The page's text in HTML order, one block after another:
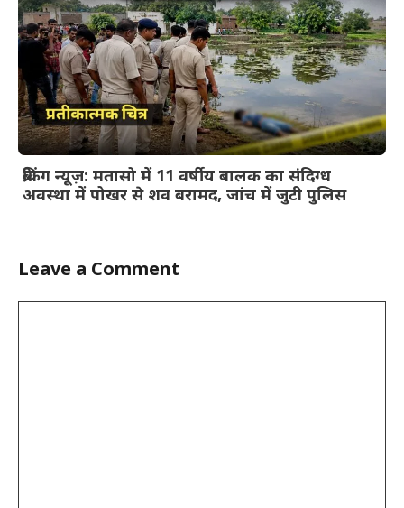
ब्रेकिंग न्यूज़: मतासो में 11 वर्षीय बालक का संदिग्ध
अवस्था में पोखर से शव बरामद, जांच में जुटी पुलिस
Leave a Comment